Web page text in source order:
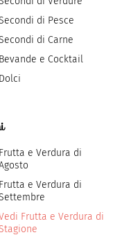
di Pesce
di Carne
Bevande e Cocktail
Dolci
Frutta e Verdura di
Frutta e Verdura di
Frutta e Verdura di